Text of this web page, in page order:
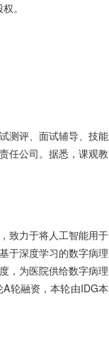
。
测评、面试辅导、技能
任公司。据悉，课观教
致力于将人工智能用于
于深度学习的数字病理
，为医院供给数字病理
轮融资，本轮由IDG本